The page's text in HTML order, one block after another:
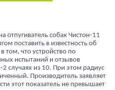
отпугиватель собак Чистон-11
поставить в известность об
том, что устройство по
испытаний и отзывов
2 случаях из 10. При этом радиус
Производитель заявляет
этот показатель не превышает